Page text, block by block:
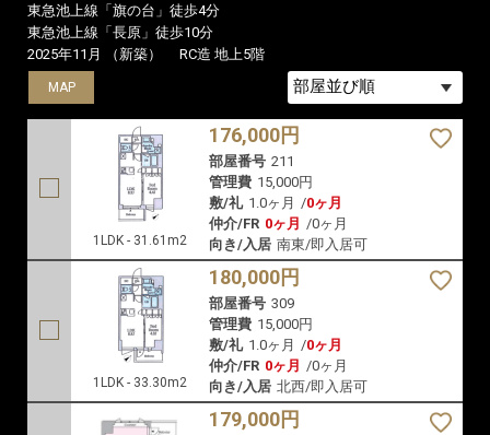
東急池上線「旗の台」徒歩4分
東急池上線「長原」徒歩10分
2025年11月 （新築）
RC造 地上5階
MAP
1LDK - 31.61m2
176,000円
部屋番号 211
管理費 15,000円
敷/礼 1.0ヶ月 /0ヶ月
仲介/FR 0ヶ月 /0ヶ月
向き/入居 南東/即入居可
MAP
1LDK - 33.30m2
180,000円
部屋番号 309
管理費 15,000円
敷/礼 1.0ヶ月 /0ヶ月
仲介/FR 0ヶ月 /0ヶ月
向き/入居 北西/即入居可
MAP
179,000円